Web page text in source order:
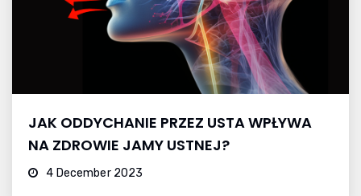
JAK ODDYCHANIE PRZEZ USTA WPŁYWA
NA ZDROWIE JAMY USTNEJ?
4 December 2023